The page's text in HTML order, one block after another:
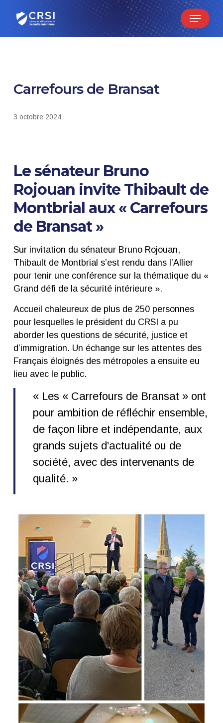
Skip
to
main
Menu
Carrefours de Bransat
3 octobre 2024
Le sénateur Bruno
Rojouan invite Thibault de
Montbrial aux « Carrefours
de Bransat »
Sur invitation du sénateur Bruno Rojouan,
Thibault de Montbrial s’est rendu dans l’Allier
pour tenir une conférence sur la thématique du «
Grand défi de la sécurité intérieure ».
Accueil chaleureux de plus de 250 personnes
pour lesquelles le président du CRSI a pu
aborder les questions de sécurité, justice et
d’immigration. Un échange sur les attentes des
Français éloignés des métropoles a ensuite eu
lieu avec le public.
« Les « Carrefours de Bransat » ont
pour ambition de réfléchir ensemble,
de façon libre et indépendante, aux
grands sujets d’actualité ou de
société, avec des intervenants de
qualité. »